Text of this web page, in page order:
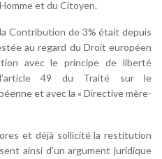
et du Citoyen.
Contribution de 3% était depuis
au regard du Droit européen
avec le principe de liberté
l’article 49 du Traité sur le
et avec la « Directive mère-
et déjà sollicité la restitution
ainsi d’un argument juridique